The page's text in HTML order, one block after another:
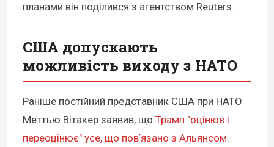
планами він поділився з агентством Reuters.
США допускають
можливість виходу з НАТО
Раніше постійний представник США при НАТО
Меттью Вітакер заявив, що Трамп "оцінює і
переоцінює" усе, що повʼязано з Альянсом.